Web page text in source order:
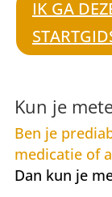
IK GA
Kun je
Ben je
medicatie of
Dan kun je